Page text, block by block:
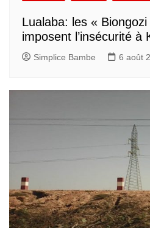
Lualaba: les «
imposent l’insécurité à
Simplice Bambe 6 août